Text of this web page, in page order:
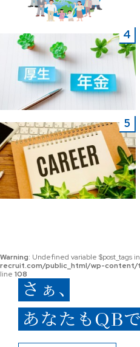
Warning: Undefined variable $post_tags in
recruit.com/public_html/wp-
line 108